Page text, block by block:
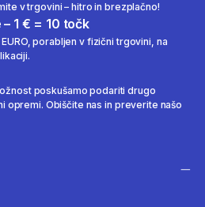
v trgovini – hitro in brezplačno!
1 € = 10 točk
porabljen v fizični trgovini, na
poskušamo podariti drugo
opremi. Obiščite nas in preverite našo